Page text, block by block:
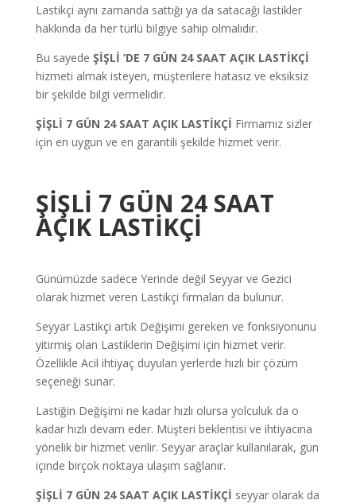
Lastikçi aynı zamanda sattığı ya da satacağı lastikler
hakkında da her türlü bilgiye sahip olmalıdır.
Bu sayede ŞİŞLİ ’DE 7 GÜN 24 SAAT AÇIK LASTİKÇİ
hizmeti almak isteyen, müşterilere hatasız ve eksiksiz
bir şekilde bilgi vermelidir.
ŞİŞLİ 7 GÜN 24 SAAT AÇIK LASTİKÇİ Firmamız sizler
için en uygun ve en garantili şekilde hizmet verir.
ŞİŞLİ 7 GÜN 24 SAAT
AÇIK LASTİKÇİ
Günümüzde sadece Yerinde değil Seyyar ve Gezici
olarak hizmet veren Lastikçi firmaları da bulunur.
Seyyar Lastikçi artık Değişimi gereken ve fonksiyonunu
yitirmiş olan Lastiklerin Değişimi için hizmet verir.
Özellikle Acil ihtiyaç duyulan yerlerde hızlı bir çözüm
seçeneği sunar.
Lastiğin Değişimi ne kadar hızlı olursa yolculuk da o
kadar hızlı devam eder. Müşteri beklentisi ve ihtiyacına
yönelik bir hizmet verilir. Seyyar araçlar kullanılarak, gün
içinde birçok noktaya ulaşım sağlanır.
ŞİŞLİ 7 GÜN 24 SAAT AÇIK LASTİKÇİ seyyar olarak da